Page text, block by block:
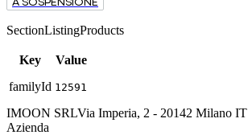
SectionListingProducts
Key
Value
familyId 12591
IMOON SRLVia Imperia, 2 - 20142 Milano IT
Azienda